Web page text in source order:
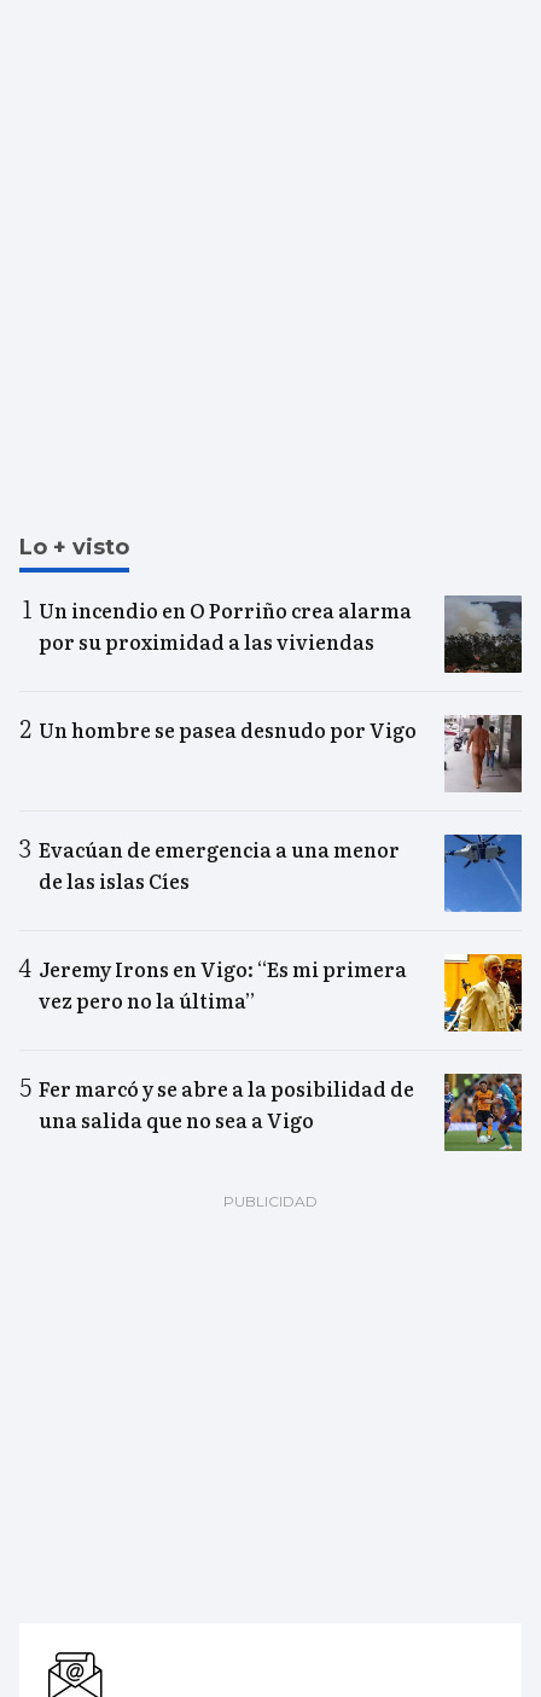
Lo + visto
Un incendio en O Porriño crea alarma
por su proximidad a las viviendas
Un hombre se pasea desnudo por Vigo
Evacúan de emergencia a una menor
de las islas Cíes
Jeremy Irons en Vigo: “Es mi primera
vez pero no la última”
Fer marcó y se abre a la posibilidad de
una salida que no sea a Vigo